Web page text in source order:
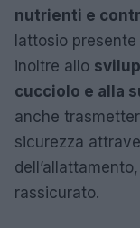
nutrienti e
lattosio
inoltre allo
cucciolo e alla
anche
sicurezza
rassicurato.